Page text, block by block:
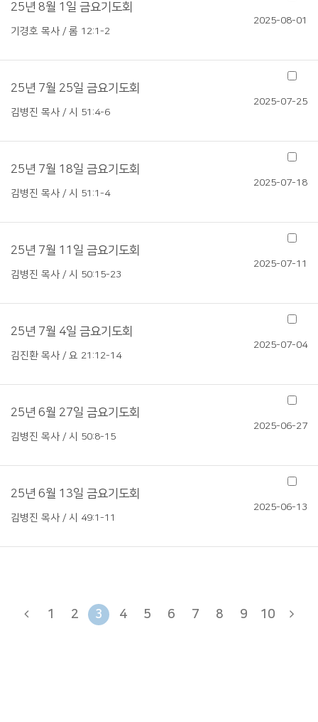
25년 8월 1일 금요기도회
기경호 목사 / 롬 12:1-2
2025-08-01
25년 7월 25일 금요기도회
김병진 목사 / 시 51:4-6
2025-07-25
25년 7월 18일 금요기도회
김병진 목사 / 시 51:1-4
2025-07-18
25년 7월 11일 금요기도회
김병진 목사 / 시 50:15-23
2025-07-11
25년 7월 4일 금요기도회
김진환 목사 / 요 21:12-14
2025-07-04
25년 6월 27일 금요기도회
김병진 목사 / 시 50:8-15
2025-06-27
25년 6월 13일 금요기도회
김병진 목사 / 시 49:1-11
2025-06-13
1 2 3 4 5 6 7 8 9 10